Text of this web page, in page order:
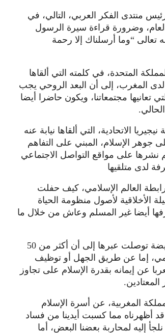
منتدى الفكر العربي، التالي، في
وضرورة قراءة سيرة الرسول
تعالى “وما أرسلناك إلا رحمة
المتحدة، في كلمته التي ألقاها
لدى المغرب، إلى أن البعد الروحي يجب
مجتمعاتنا، ويكون حاضرا أيضا
الاتحادية، التي ألقاها نيابة عنه
جوهر الإسلام، المبني على التفاهم
على مواقع التواصل الاجتماعي
لدى متلقيها
العالم الإسلامي، كيف حفلت
الأخلاقية لأصول منظومة الحياة
أيضا غير المسلم وعاش من خلال ما
وأضاف أن رابطة العالم الإسلامي قامت بإعداد دراسات كثيرة ومستفيضة توصلت عبرها إلى أن أكثر من 50
إما عن طريق الجهل أو توظيف
عن إيمانه بقدرة الإسلام على تجاوز
المغربية، عن أسرة الإسلام
أظهرناه مما كسبت أيدينا من فساد
إليه لمحاربة بعضنا البعض، أما